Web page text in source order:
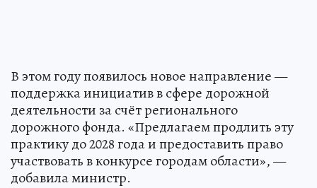
В этом году появилось новое направление —
поддержка инициатив в сфере дорожной
деятельности за счёт регионального
дорожного фонда. «Предлагаем продлить эту
практику до 2028 года и предоставить право
участвовать в конкурсе городам области», —
добавила министр.